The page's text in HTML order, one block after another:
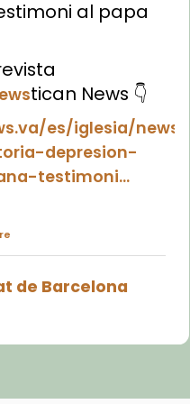
al papa
tican News 👇
es/iglesia/news/
depresion-
testimoni...
de Barcelona